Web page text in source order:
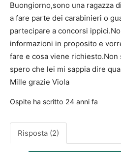
Buongiorno,sono una ragazza
a fare parte dei carabinieri o
partecipare a concorsi
informazioni in proposito e
fare e cosa viene
spero che lei mi sappia dire
Mille grazie Viola
Ospite ha scritto 24 anni fa
Risposta (2)